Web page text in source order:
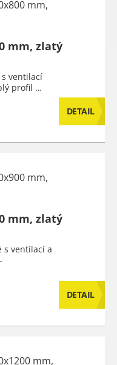
mm, zlatý
ventilací
profil …
DETAIL
mm, zlatý
ventilací a
DETAIL